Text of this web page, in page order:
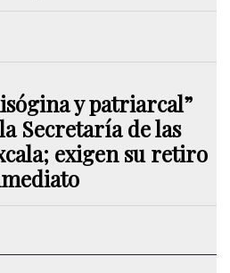
y patriarcal”
Secretaría de las
exigen su retiro